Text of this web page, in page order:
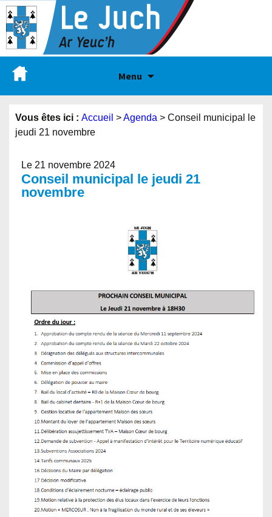
Menu
Vous êtes ici : Accueil >Agenda > Conseil municipal le
jeudi 21 novembre
Le 21 novembre 2024
Conseil municipal le jeudi 21
novembre